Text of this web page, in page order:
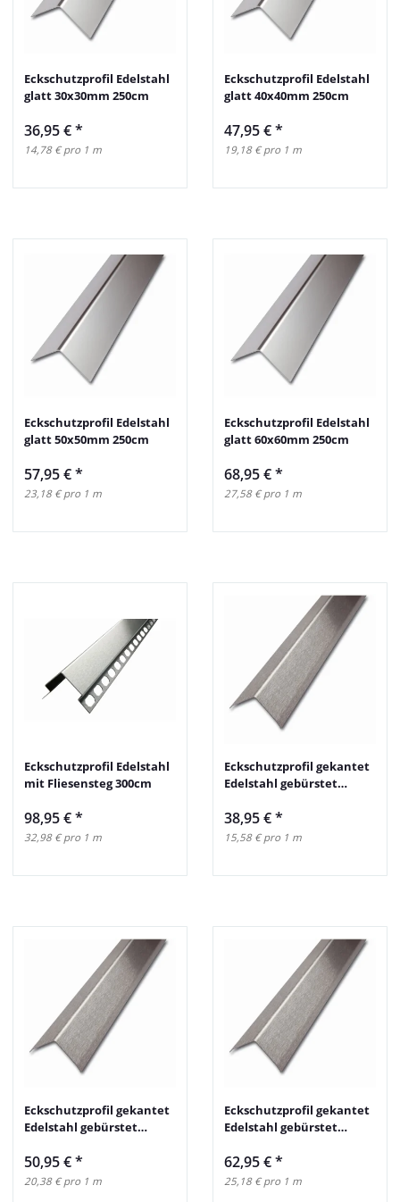
Eckschutzprofil Edelstahl
glatt 30x30mm 250cm
36,95 €*
14,78 € pro 1 m
Eckschutzprofil Edelstahl
glatt 40x40mm 250cm
47,95 €*
19,18 € pro 1 m
Eckschutzprofil Edelstahl
glatt 50x50mm 250cm
57,95 €*
23,18 € pro 1 m
Eckschutzprofil Edelstahl
glatt 60x60mm 250cm
68,95 €*
27,58 € pro 1 m
Eckschutzprofil Edelstahl
mit Fliesensteg 300cm
98,95 €*
32,98 € pro 1 m
Eckschutzprofil gekantet
Edelstahl gebürstet
38,95 €*
15,58 € pro 1 m
Eckschutzprofil gekantet
Edelstahl gebürstet
50,95 €*
20,38 € pro 1 m
Eckschutzprofil gekantet
Edelstahl gebürstet
62,95 €*
25,18 € pro 1 m